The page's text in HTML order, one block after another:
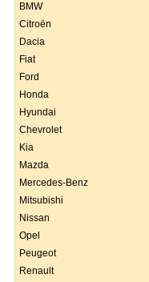
BMW
Citroën
Dacia
Fiat
Ford
Honda
Hyundai
Chevrolet
Kia
Mazda
Mercedes-Benz
Mitsubishi
Nissan
Opel
Peugeot
Renault